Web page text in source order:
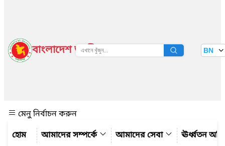
বাংলাদেশ জাতীয় তথ্য বাতায়ন BN
মেনু নির্বাচন করুন
আমাদের সম্পর্কে
আমাদের সেবা ঊর্ধ্বতন